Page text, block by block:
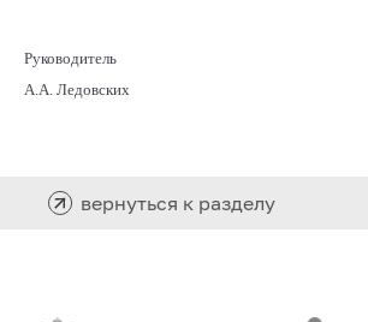
Руководитель
А.А. Ледовских
вернуться к разделу